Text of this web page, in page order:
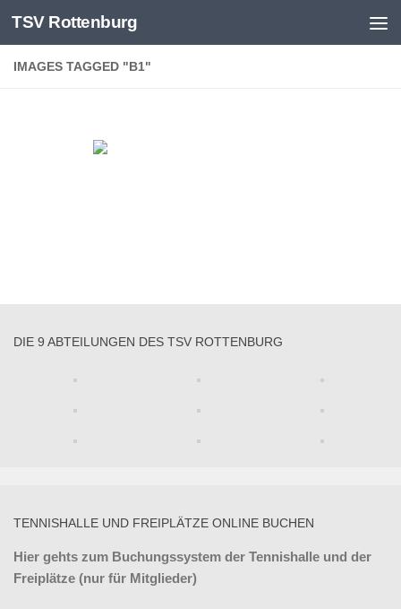
Skip to content
TSV Rottenburg
IMAGES TAGGED "B1"
DIE 9 ABTEILUNGEN DES TSV ROTTENBURG
TENNISHALLE UND FREIPLÄTZE ONLINE BUCHEN
Hier gehts zum Buchungssystem der Tennishalle und der
Freiplätze (nur für Mitglieder)